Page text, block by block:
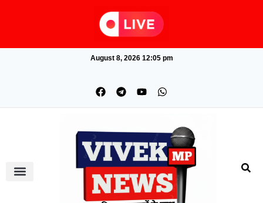
August 8, 2026 12:05 pm